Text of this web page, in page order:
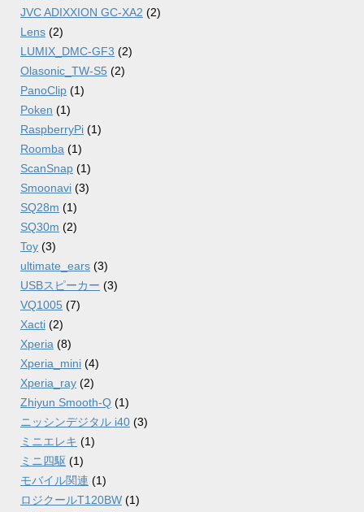
JVC ADIXXION GC-XA2 (2)
Lens (2)
LUMIX_DMC-GF3 (2)
Olasonic_TW-S5 (2)
PanoClip (1)
Poken (1)
RaspberryPi (1)
Roomba (1)
ScanSnap (1)
Smoonavi (3)
SQ28m (1)
SQ30m (2)
Toy (3)
ultimate_ears (3)
USBスピーカー (3)
VQ1005 (7)
Xacti (2)
Xperia (8)
Xperia_mini (4)
Xperia_ray (2)
Zhiyun Smooth-Q (1)
ニッシンデジタル i40 (3)
ミニエレキ (1)
ミニ四駆 (1)
モバイル関連 (1)
ロジクールT120BW (1)